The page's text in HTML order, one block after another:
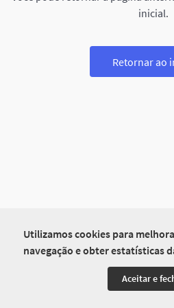
Utilizamos cookies para
navegação e obter estatísticas
Aceitar e
inicial.
Retornar ao